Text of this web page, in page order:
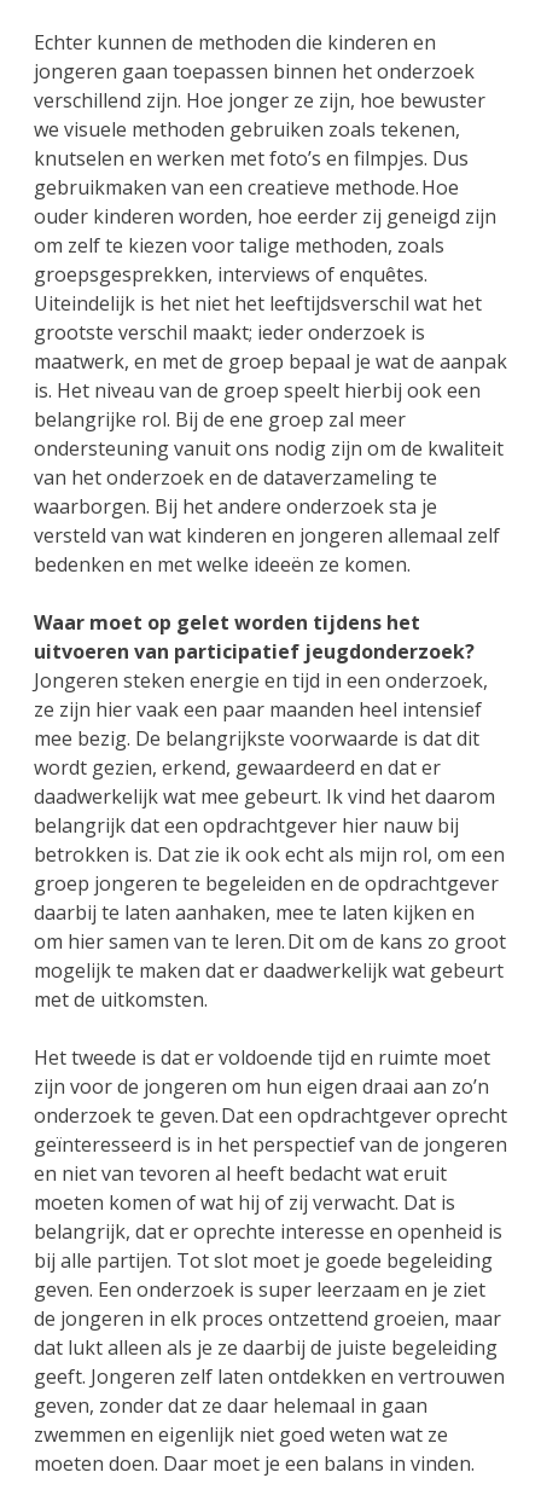
Echter kunnen de methoden die kinderen en
jongeren gaan toepassen binnen het onderzoek
verschillend zijn. Hoe jonger ze zijn, hoe bewuster
we visuele methoden gebruiken zoals tekenen,
knutselen en werken met foto’s en filmpjes. Dus
gebruikmaken van een creatieve methode. Hoe
ouder kinderen worden, hoe eerder zij geneigd zijn
om zelf te kiezen voor talige methoden, zoals
groepsgesprekken, interviews of enquêtes.
Uiteindelijk is het niet het leeftijdsverschil wat het
grootste verschil maakt; ieder onderzoek is
maatwerk, en met de groep bepaal je wat de aanpak
is. Het niveau van de groep speelt hierbij ook een
belangrijke rol. Bij de ene groep zal meer
ondersteuning vanuit ons nodig zijn om de kwaliteit
van het onderzoek en de dataverzameling te
waarborgen. Bij het andere onderzoek sta je
versteld van wat kinderen en jongeren allemaal zelf
bedenken en met welke ideeën ze komen.
Waar moet op gelet worden tijdens het
uitvoeren van participatief jeugdonderzoek?
Jongeren steken energie en tijd in een onderzoek,
ze zijn hier vaak een paar maanden heel intensief
mee bezig. De belangrijkste voorwaarde is dat dit
wordt gezien, erkend, gewaardeerd en dat er
daadwerkelijk wat mee gebeurt. Ik vind het daarom
belangrijk dat een opdrachtgever hier nauw bij
betrokken is. Dat zie ik ook echt als mijn rol, om een
groep jongeren te begeleiden en de opdrachtgever
daarbij te laten aanhaken, mee te laten kijken en
om hier samen van te leren. Dit om de kans zo groot
mogelijk te maken dat er daadwerkelijk wat gebeurt
met de uitkomsten.
Het tweede is dat er voldoende tijd en ruimte moet
zijn voor de jongeren om hun eigen draai aan zo’n
onderzoek te geven. Dat een opdrachtgever oprecht
geïnteresseerd is in het perspectief van de jongeren
en niet van tevoren al heeft bedacht wat eruit
moeten komen of wat hij of zij verwacht. Dat is
belangrijk, dat er oprechte interesse en openheid is
bij alle partijen. Tot slot moet je goede begeleiding
geven. Een onderzoek is super leerzaam en je ziet
de jongeren in elk proces ontzettend groeien, maar
dat lukt alleen als je ze daarbij de juiste begeleiding
geeft. Jongeren zelf laten ontdekken en vertrouwen
geven, zonder dat ze daar helemaal in gaan
zwemmen en eigenlijk niet goed weten wat ze
moeten doen. Daar moet je een balans in vinden.